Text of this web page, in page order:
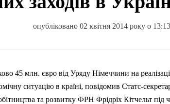
опубліковано 02 квітня 2014 року о 13:13
45 млн. євро від Уряду Німеччини на
ситуацію в країні, повідомив Статс-с
та розвитку ФРН Фрідріх Кітчельт під